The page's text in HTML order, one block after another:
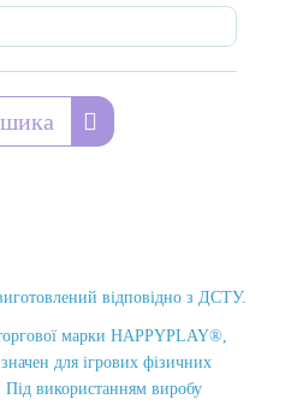
відповідно з ДСТУ.
марки HAPPYPLAY®,
для ігрових фізичних
Під використанням виробу